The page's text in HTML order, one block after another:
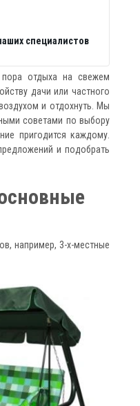
специалистов
отдыха на свежем
дачи или частного
и отдохнуть. Мы
советами по выбору
пригодится каждому.
и подобрать
например, 3-х-местные